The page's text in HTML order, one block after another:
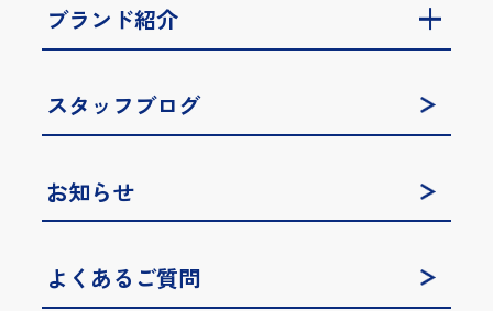
ブランド紹介
スタッフブログ
お知らせ
よくあるご質問